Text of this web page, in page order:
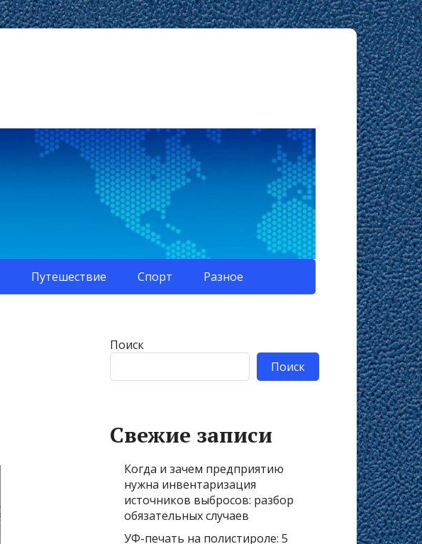
Путешествие Спорт Разное
Поиск
Поиск
Свежие записи
Когда и зачем предприятию
нужна инвентаризация
источников выбросов: разбор
обязательных случаев
УФ-печать на полистироле: 5